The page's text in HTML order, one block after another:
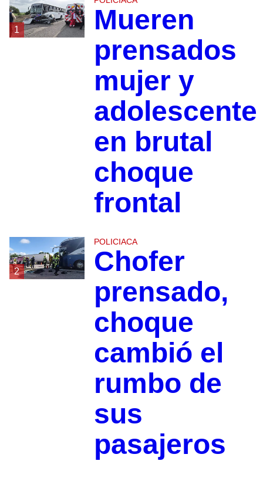
1
Mueren
prensados
mujer y
adolescente
en brutal
choque
frontal
2
POLICIACA
Chofer
prensado,
choque
cambió el
rumbo de
sus
pasajeros